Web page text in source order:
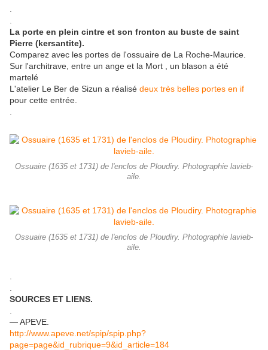
La porte en plein cintre et son fronton au buste de saint
Pierre (kersantite).
Comparez avec les portes de l'ossuaire de La Roche-Maurice.
Sur l'architrave, entre un ange et la Mort , un blason a été
martelé
L'atelier Le Ber de Sizun a réalisé deux très belles portes en if
pour cette entrée.
Ossuaire (1635 et 1731) de l'enclos de Ploudiry. Photographie lavieb-
aile.
Ossuaire (1635 et 1731) de l'enclos de Ploudiry. Photographie lavieb-
aile.
SOURCES ET LIENS.
— APEVE.
http://www.apeve.net/spip/spip.php?
page=page&id_rubrique=9&id_article=184